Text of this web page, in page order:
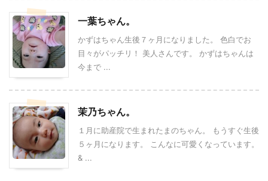
一葉ちゃん。
かずはちゃん生後７ヶ月になりました。 色白でお
目々がパッチリ！ 美人さんです。 かずはちゃんは
今まで ...
茉乃ちゃん。
１月に助産院で生まれたまのちゃん。 もうすぐ生後
５ヶ月になります。 こんなに可愛くなっています。
& ...